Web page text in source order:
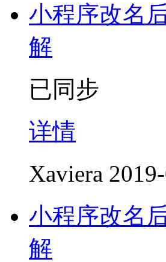
小程序改名
解
已同步
详情
Xaviera
小程序改名
解